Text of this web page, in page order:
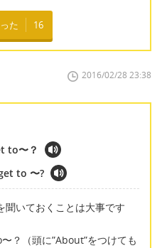
た 16
2016/02/28 23:38
to〜？
to 〜?
聞いておくことは大事です
（頭に”About”をつけても